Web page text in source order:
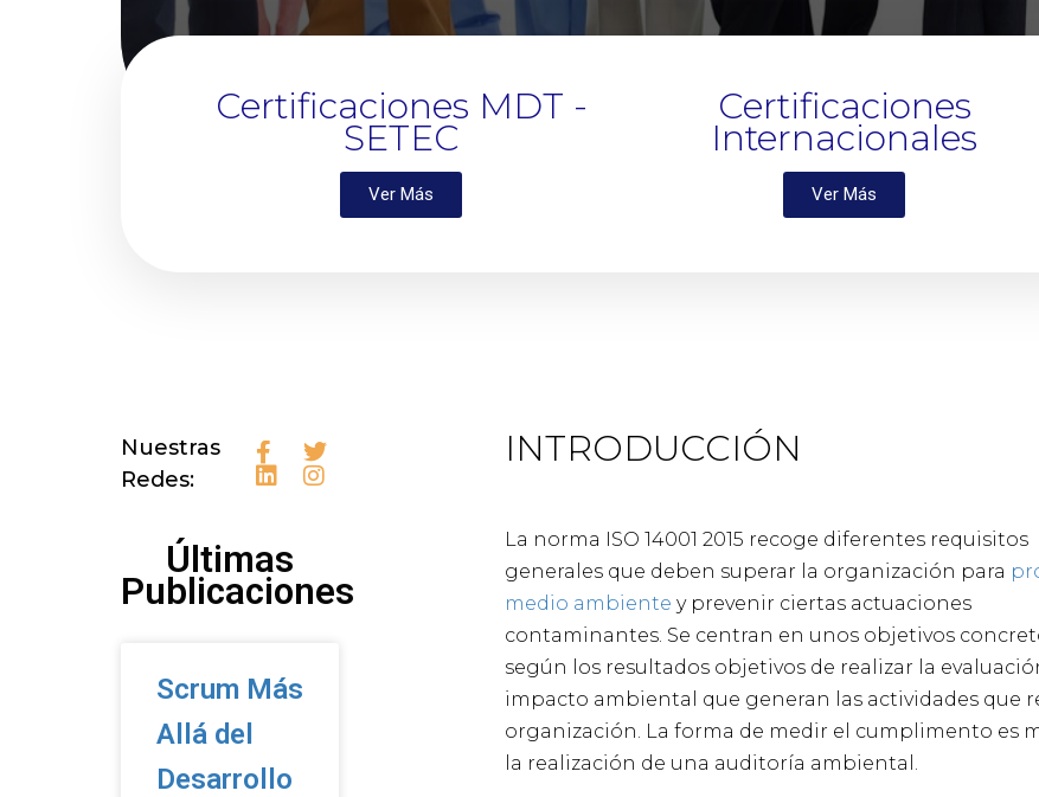
Certificaciones MDT -
SETEC
Ver Más
Certificaciones
Internacionales
Ver Más
Nuestras
Redes:
Últimas
Publicaciones
Scrum Más
Allá del
Desarrollo
INTRODUCCIÓN
La norma ISO 14001 2015 recoge diferentes requisitos
generales que deben superar la organización para
medio ambiente y prevenir ciertas actuaciones
contaminantes. Se centran en unos objetivos
según los resultados objetivos de realizar la
impacto ambiental que generan las actividades que
organización. La forma de medir el cumplimento es
la realización de una auditoría ambiental.